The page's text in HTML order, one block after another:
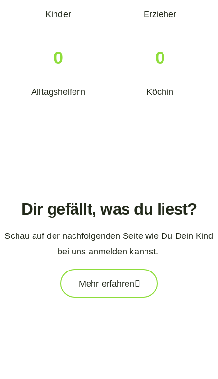
Kinder Erzieher
Alltagshelfern
0
Köchin
0
Dir gefällt, was du liest?
Schau auf der nachfolgenden Seite wie Du Dein Kind
bei uns anmelden kannst.
Mehr erfahren